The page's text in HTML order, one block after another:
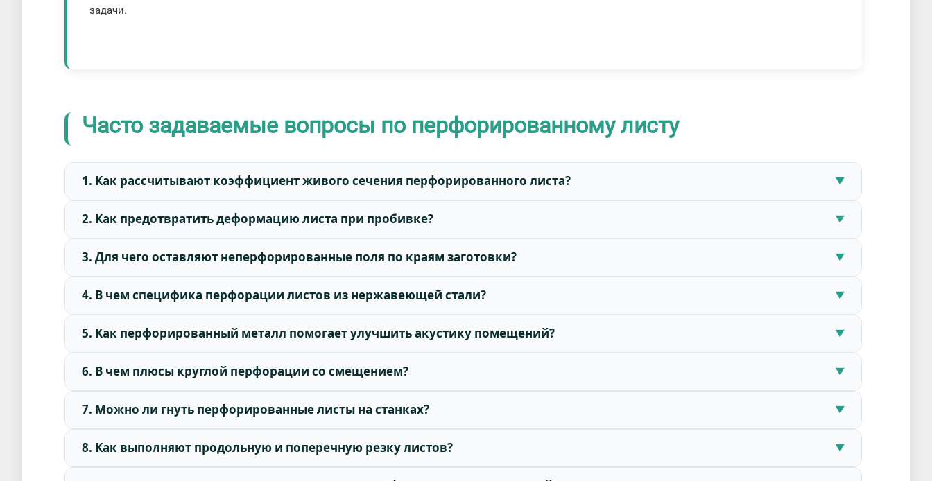
задачи.
Часто задаваемые вопросы по перфорированному листу
1. Как рассчитывают коэффициент живого сечения перфорированного листа?
2. Как предотвратить деформацию листа при пробивке?
3. Для чего оставляют неперфорированные поля по краям заготовки?
4. В чем специфика перфорации листов из нержавеющей стали?
5. Как перфорированный металл помогает улучшить акустику помещений?
6. В чем плюсы круглой перфорации со смещением?
7. Можно ли гнуть перфорированные листы на станках?
8. Как выполняют продольную и поперечную резку листов?